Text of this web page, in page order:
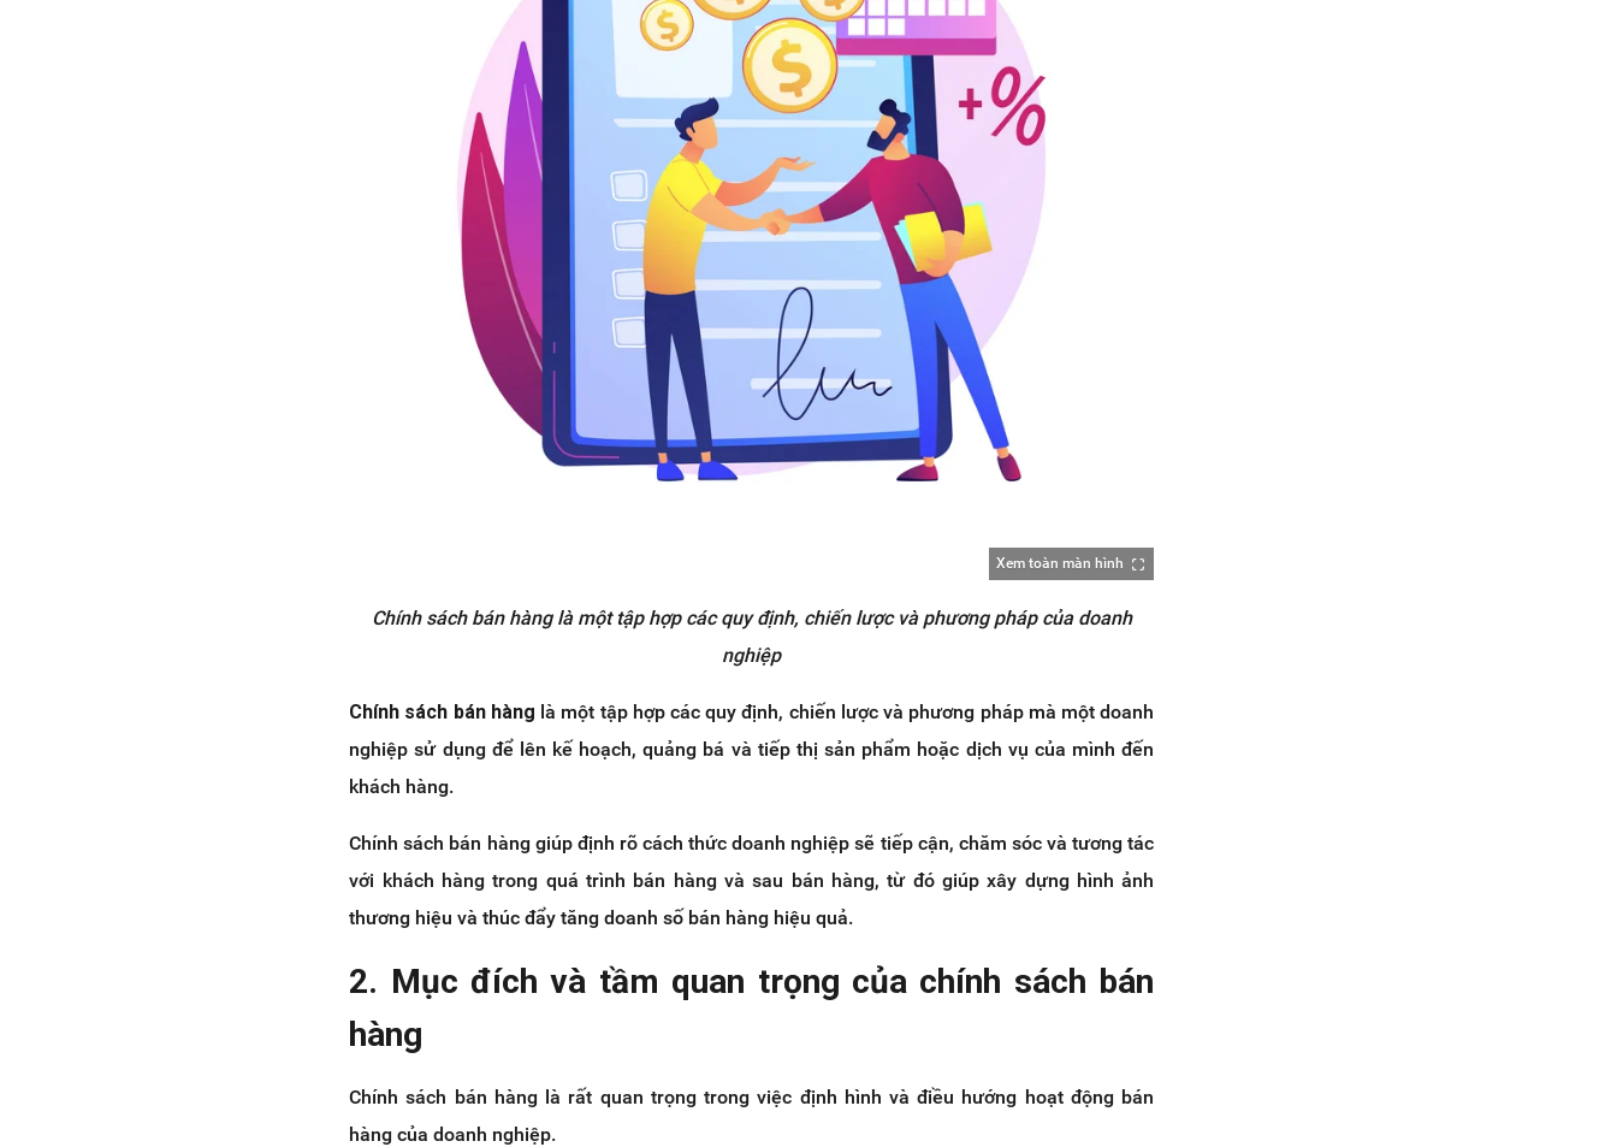
Xem toàn màn hình
Chính sách bán hàng là một tập hợp các quy định, chiến lược và phương pháp của doanh
nghiệp
Chính sách bán hàng là một tập hợp các quy định, chiến lược và phương pháp mà một doanh
nghiệp sử dụng để lên kế hoạch, quảng bá và tiếp thị sản phẩm hoặc dịch vụ của mình đến
khách hàng.
Chính sách bán hàng giúp định rõ cách thức doanh nghiệp sẽ tiếp cận, chăm sóc và tương tác
với khách hàng trong quá trình bán hàng và sau bán hàng, từ đó giúp xây dựng hình ảnh
thương hiệu và thúc đẩy tăng doanh số bán hàng hiệu quả.
2. Mục đích và tầm quan trọng của chính sách bán
hàng
Chính sách bán hàng là rất quan trọng trong việc định hình và điều hướng hoạt động bán
hàng của doanh nghiệp.